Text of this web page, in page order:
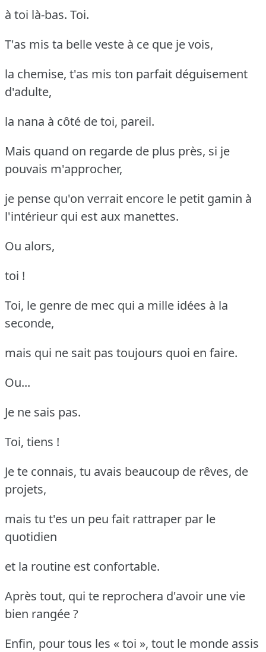
à toi là-bas. Toi.
T'as mis ta belle veste à ce que je vois,
la chemise, t'as mis ton parfait déguisement
d'adulte,
la nana à côté de toi, pareil.
Mais quand on regarde de plus près, si je
pouvais m'approcher,
je pense qu'on verrait encore le petit gamin à
l'intérieur qui est aux manettes.
Ou alors,
toi !
Toi, le genre de mec qui a mille idées à la
seconde,
mais qui ne sait pas toujours quoi en faire.
Ou...
Je ne sais pas.
Toi, tiens !
Je te connais, tu avais beaucoup de rêves, de
projets,
mais tu t'es un peu fait rattraper par le
quotidien
et la routine est confortable.
Après tout, qui te reprochera d'avoir une vie
bien rangée ?
Enfin, pour tous les « toi », tout le monde assis